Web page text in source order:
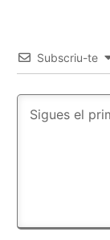
Subscriu-te